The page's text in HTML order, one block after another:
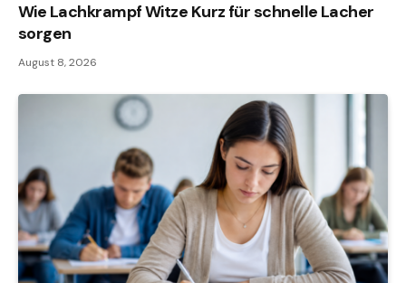
Wie Lachkrampf Witze Kurz für schnelle Lacher
sorgen
August 8, 2026